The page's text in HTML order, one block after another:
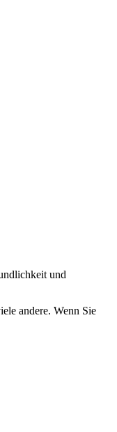
und
andere. Wenn Sie